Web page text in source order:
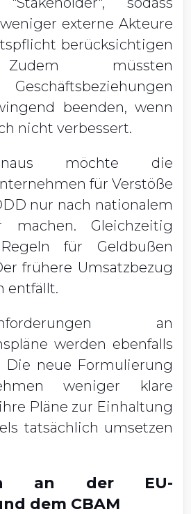
externe Akteure
berücksichtigen
müssten
beenden, wenn
nicht verbessert.
möchte die
für Verstöße
nur nach nationalem
machen. Gleichzeitig
für Geldbußen
frühere Umsatzbezug
entfällt.
an
werden ebenfalls
Die neue Formulierung
weniger klare
Pläne zur Einhaltung
tatsächlich umsetzen
an der EU-
dem CBAM